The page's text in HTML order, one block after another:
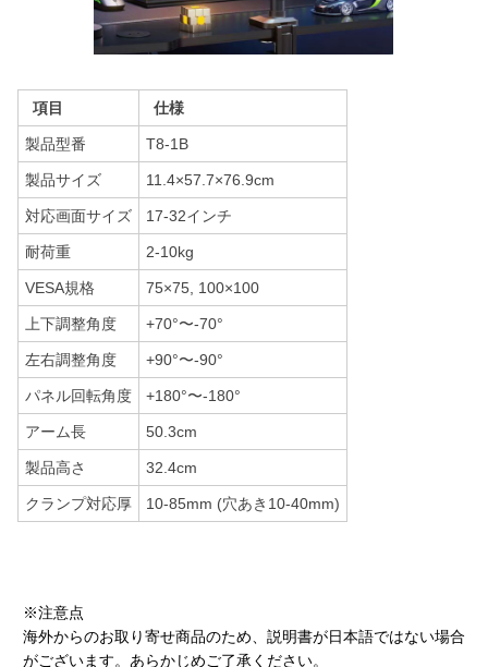
項目 仕様
製品型番 T8-1B
製品サイズ 11.4×57.7×76.9cm
対応画面サイズ 17-32インチ
耐荷重 2-10kg
VESA規格 75×75, 100×100
上下調整角度 +70°〜-70°
左右調整角度 +90°〜-90°
パネル回転角度 +180°〜-180°
アーム長 50.3cm
製品高さ 32.4cm
クランプ対応厚 10-85mm (穴あき10-40mm)
※注意点
海外からのお取り寄せ商品のため、説明書が日本語ではない場合
がございます。あらかじめご了承ください。